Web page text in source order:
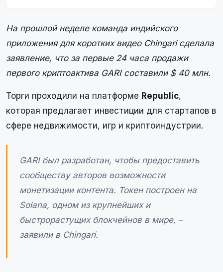
На прошлой неделе команда индийского
приложения для коротких видео Chingari сделала
заявление, что за первые 24 часа продажи
первого криптоактива GARI составили $ 40 млн.
Торги проходили на платформе Republic,
которая предлагает инвестиции для стартапов в
сфере недвижимости, игр и криптоиндустрии.
GARI был разработан, чтобы предоставить
сообществу авторов возможности
монетизации контента. Токен построен на
Solana, одном из крупнейших и
быстрорастущих блокчейнов в мире, –
заявили в Chingari.